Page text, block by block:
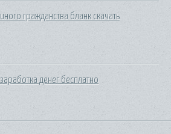
гражданства бланк скачать
денег бесплатно